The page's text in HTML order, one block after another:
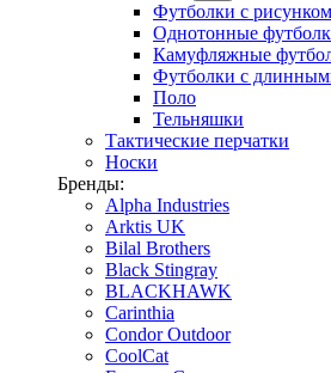
Футболки с рисунком
Однотонные
Камуфляжные
Футболки с
Поло
Тельняшки
Тактические перчатки
Носки
Бренды:
Alpha Industries
Arktis UK
Bilal Brothers
Black Stingray
BLACKHAWK
Carinthia
Condor Outdoor
CoolCat